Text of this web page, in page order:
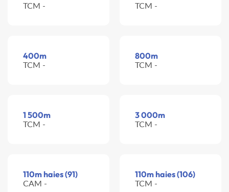
TCM - TCM -
400m
TCM -
800m
TCM -
1 500m
TCM -
3 000m
TCM -
110m haies (91)
CAM -
110m haies (106)
TCM -